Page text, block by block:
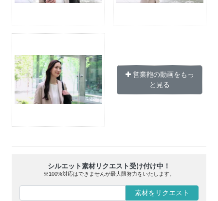
営業鞄の動画をもっ
と見る
シルエット素材リクエスト受け付け中！
※100%対応はできませんが最大限努力をいたします。
素材をリクエスト